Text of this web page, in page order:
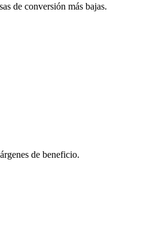
de conversión más bajas.
de beneficio.